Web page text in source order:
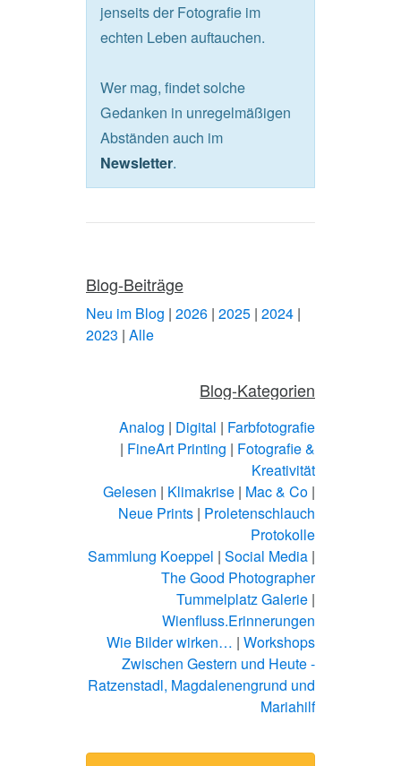
jenseits der Fotografie im
echten Leben auftauchen.
Wer mag, findet solche
Gedanken in unregelmäßigen
Abständen auch im
Newsletter.
Blog-Beiträge
Neu im Blog | 2026| 2025| 2024|
2023 | Alle
Blog-Kategorien
Analog | Digital | Farbfotografie
| FineArt Printing | Fotografie &
Kreativität
Gelesen | Klimakrise | Mac & Co |
Neue Prints | Proletenschlauch
Protokolle
Sammlung Koeppel |Social Media |
The Good Photographer
Tummelplatz Galerie |
Wienfluss.Erinnerungen
Wie Bilder wirken… |Workshops
Zwischen Gestern und Heute -
Ratzenstadl, Magdalenengrund und
Mariahilf